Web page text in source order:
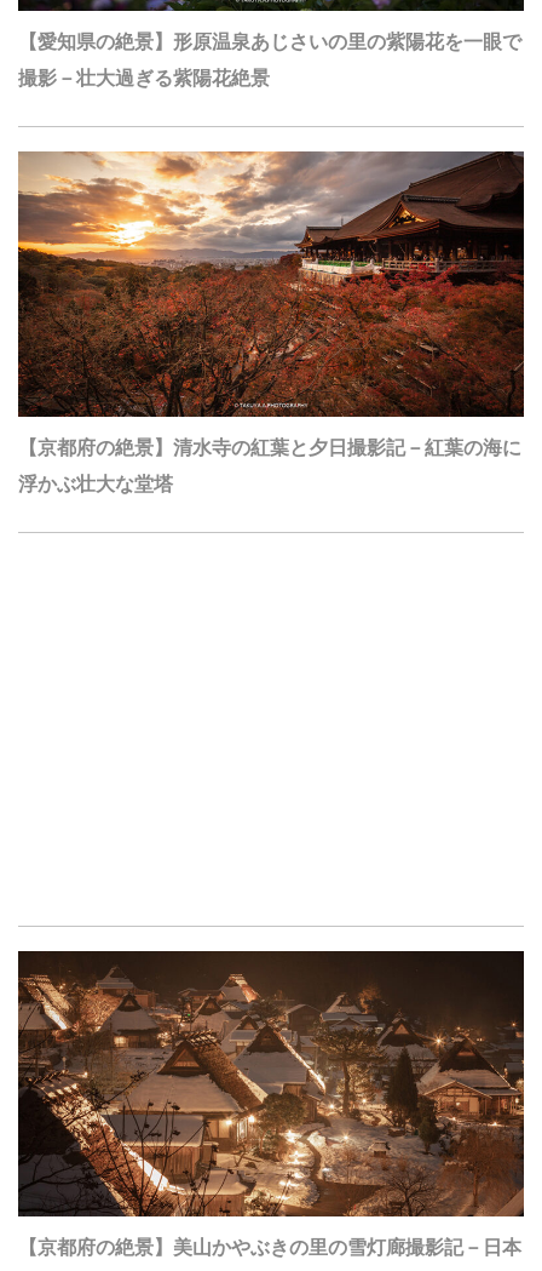
【愛知県の絶景】形原温泉あじさいの里の紫陽花を一眼で
撮影－壮大過ぎる紫陽花絶景
【京都府の絶景】清水寺の紅葉と夕日撮影記－紅葉の海に
浮かぶ壮大な堂塔
【京都府の絶景】美山かやぶきの里の雪灯廊撮影記－日本